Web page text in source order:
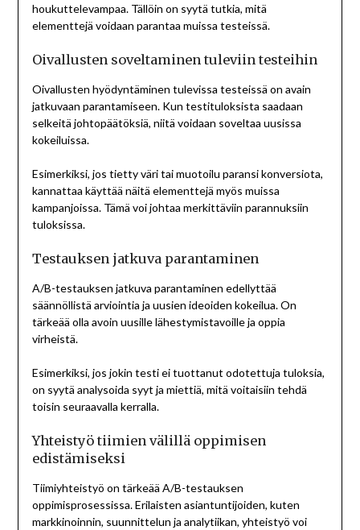
houkuttelevampaa. Tällöin on syytä tutkia, mitä
elementtejä voidaan parantaa muissa testeissä.
Oivallusten soveltaminen tuleviin testeihin
Oivallusten hyödyntäminen tulevissa testeissä on avain
jatkuvaan parantamiseen. Kun testituloksista saadaan
selkeitä johtopäätöksiä, niitä voidaan soveltaa uusissa
kokeiluissa.
Esimerkiksi, jos tietty väri tai muotoilu paransi konversiota,
kannattaa käyttää näitä elementtejä myös muissa
kampanjoissa. Tämä voi johtaa merkittäviin parannuksiin
tuloksissa.
Testauksen jatkuva parantaminen
A/B-testauksen jatkuva parantaminen edellyttää
säännöllistä arviointia ja uusien ideoiden kokeilua. On
tärkeää olla avoin uusille lähestymistavoille ja oppia
virheistä.
Esimerkiksi, jos jokin testi ei tuottanut odotettuja tuloksia,
on syytä analysoida syyt ja miettiä, mitä voitaisiin tehdä
toisin seuraavalla kerralla.
Yhteistyö tiimien välillä oppimisen
edistämiseksi
Tiimiyhteistyö on tärkeää A/B-testauksen
oppimisprosessissa. Erilaisten asiantuntijoiden, kuten
markkinoinnin, suunnittelun ja analytiikan, yhteistyö voi